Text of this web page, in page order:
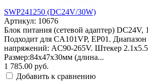
SWP241250 (DC24V/30W)
Артикул: 10676
Блок питания (сетевой адаптер) DC24V,
Подходит для CA101VP, EP01.
напряжений: AC90-265V. Штекер
Размер:84x47x30мм (длина...
1 785.00 руб.
Добавить к сравнению